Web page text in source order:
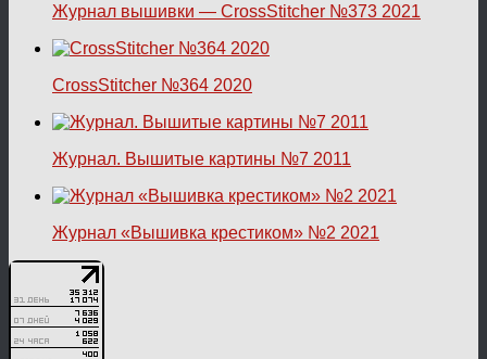
Журнал вышивки — CrossStitcher №373 2021
CrossStitcher №364 2020
Журнал. Вышитые картины №7 2011
Журнал «Вышивка крестиком» №2 2021